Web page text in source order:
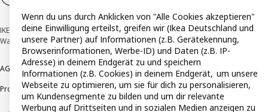
IKEA Deutschland GmbH & Co. KG - Am Wandersmann 2-4, 65719 Hofheim-
Wallau © Inter IKEA Systems B.V. 1999-2026
AGB Barrierefreiheit Cookie-Richtlinie DatenschutzerklärungImpressum
ProduktrückrufeResponsible DisclosureVertrauensstelle
Wenn du uns durch Anklicken von "Alle Cookies akzeptieren"
deine Einwilligung erteilst, greifen wir (Ikea Deutschland und
unsere Partner) auf Informationen (z.B. Gerätekennung,
Browserinformationen, Werbe-ID) und Daten (z.B. IP-
Adresse) in deinem Endgerät zu und speichern
Informationen (z.B. Cookies) in deinem Endgerät, um unsere
Webseite zu optimieren, um sie für dich zu personalisieren,
um Kundensegmente zu bilden und um dir relevante
Werbung auf Drittseiten und in sozialen Medien anzeigen zu